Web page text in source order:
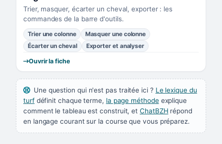
Trier, masquer, écarter un cheval, exporter : les
commandes de la barre d'outils.
Trier une colonne
Masquer une colonne
Écarter un cheval
Exporter et analyser
Ouvrir la fiche
Une question qui n'est pas traitée ici ? Le lexique du
turfdéfinit chaque terme, la page méthodeexplique
comment le tableau est construit, etChatBZH répond
en langage courant sur la course que vous préparez.